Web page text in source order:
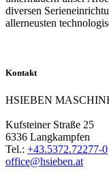
diversen
allerneusten
Kontakt
HSIEBEN
Kufsteiner Straße 25
6336 Langkampfen
Tel.: +43.5372.72277-0
office@hsieben.at